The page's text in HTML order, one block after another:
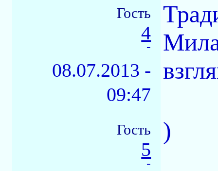
Гость
4
-
08.07.2013 -
09:47
Гость
5
-
)